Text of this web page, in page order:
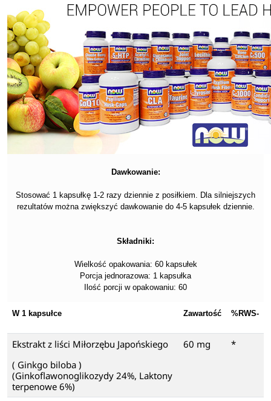
Dawkowanie:
Stosować 1 kapsułkę 1-2 razy dziennie z posiłkiem. Dla silniejszych
rezultatów można zwiększyć dawkowanie do 4-5 kapsułek dziennie.
Składniki:
Wielkość opakowania: 60 kapsułek
Porcja jednorazowa: 1 kapsułka
Ilość porcji w opakowaniu: 60
W 1 kapsułce Zawartość %RWS-
Ekstrakt z liści Miłorzębu Japońskiego
( Ginkgo biloba )
(Ginkoflawonoglikozydy 24%, Laktony
terpenowe 6%)
60 mg *